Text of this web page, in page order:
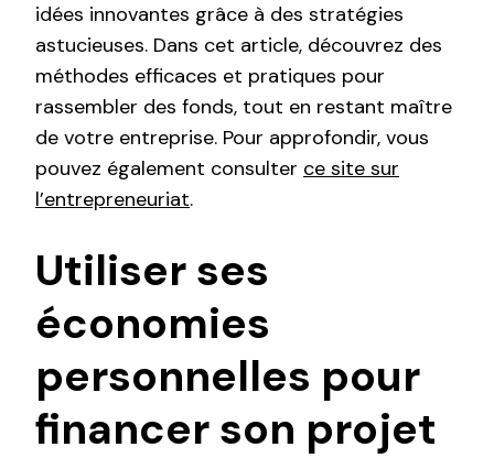
idées innovantes grâce à des stratégies
astucieuses. Dans cet article, découvrez des
méthodes efficaces et pratiques pour
rassembler des fonds, tout en restant maître
de votre entreprise. Pour approfondir, vous
pouvez également consulter ce site sur
l’entrepreneuriat.
Utiliser ses
économies
personnelles pour
financer son projet